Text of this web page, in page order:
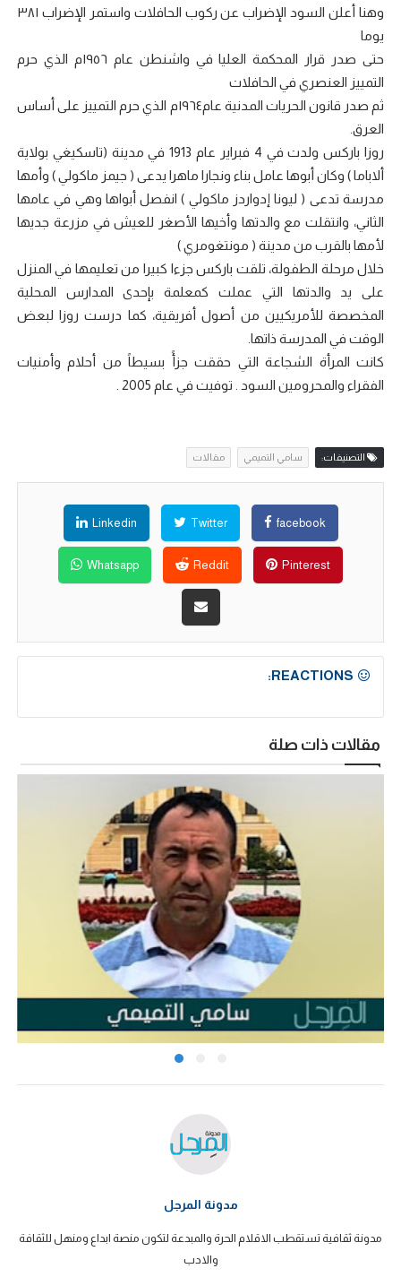
وهنا أعلن السود الإضراب عن ركوب الحافلات واستمر الإضراب ٣٨١
يوما
حتى صدر قرار المحكمة العليا في واشنطن عام ١٩٥٦م الذي حرم
التمييز العنصري في الحافلات
ثم صدر قانون الحريات المدنية عام١٩٦٤م الذي حرم التمييز على أساس
العرق.
روزا باركس ولدت في 4 فبراير عام 1913 في مدينة (تاسكيغي بولاية
ألاباما ) وكان أبوها عامل بناء ونجارا ماهرا يدعى ( جيمز ماكولي ) وأمها
مدرسة تدعى ( ليونا إدواردز ماكولي ) انفصل أبواها وهي في عامها
الثاني، وانتقلت مع والدتها وأخيها الأصغر للعيش في مزرعة جديها
لأمها بالقرب من مدينة ( مونتغومري )
خلال مرحلة الطفولة، تلقت باركس جزءا كبيرا من تعليمها في المنزل
على يد والدتها التي عملت كمعلمة بإحدى المدارس المحلية
المخصصة للأمريكيين من أصول أفريقية، كما درست روزا لبعض
الوقت في المدرسة ذاتها.
كانت المرأة الشجاعة التي حققت جزأً بسيطاً من أحلام وأمنيات
الفقراء والمحرومين السود . توفيت في عام 2005 .
التصنيفات: سامي التميمي مقالات
facebook
Twitter
Linkedin
Pinterest
Reddit
Whatsapp
REACTIONS:
مقالات ذات صلة
مدونة المرجل
مدونة ثقافية تستقطب الاقلام الحرة والمبدعة لتكون منصة ابداع ومنهل للثقافة
والادب